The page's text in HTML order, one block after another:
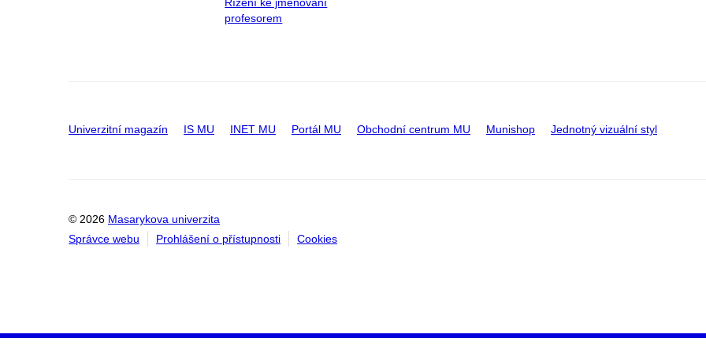
Řízení ke jmenování
profesorem
Univerzitní magazín IS MU INET MU Portál MU Obchodní centrum MU Munishop Jednotný vizuální styl
© 2026 Masarykova univerzita
Správce webu
Prohlášení o přístupnosti Cookies